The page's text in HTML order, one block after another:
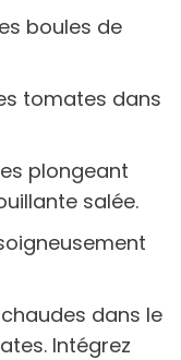
boules de
tomates dans
plongeant
salée.
dans le
Intégrez